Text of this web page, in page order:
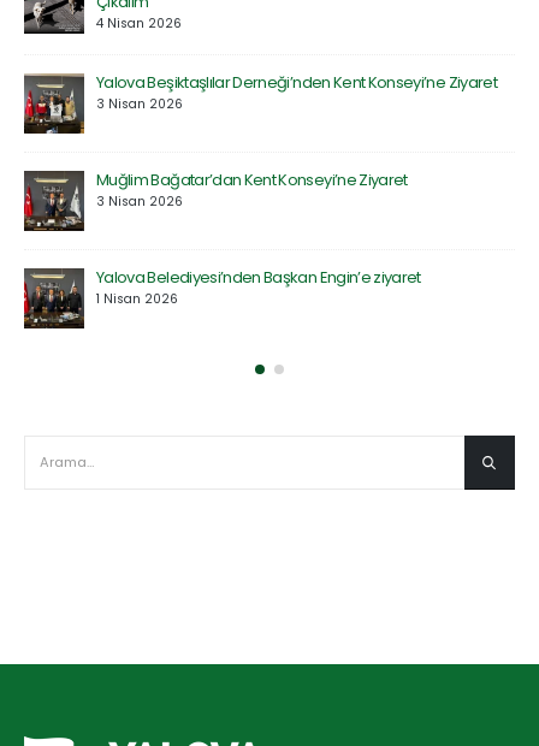
4 Nisan 2026
Yalova Beşiktaşlılar Derneği’nden Kent Konseyi’ne Ziyaret
3 Nisan 2026
Muğlim Bağatar’dan Kent Konseyi’ne Ziyaret
3 Nisan 2026
Yalova Belediyesi’nden Başkan Engin’e ziyaret
1 Nisan 2026